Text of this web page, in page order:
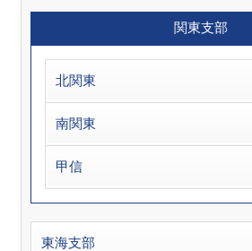
関東支部
北関東
南関東
甲信
東海支部